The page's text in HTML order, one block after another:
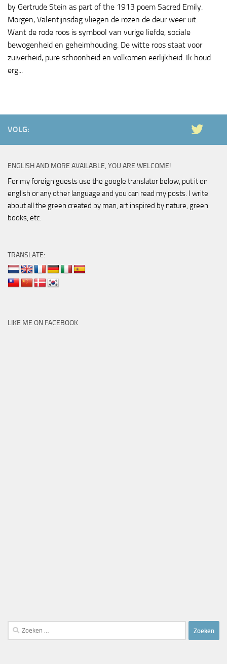
by Gertrude Stein as part of the 1913 poem Sacred Emily.
Morgen, Valentijnsdag vliegen de rozen de deur weer uit.
Want de rode roos is symbool van vurige liefde, sociale
bewogenheid en geheimhouding. De witte roos staat voor
zuiverheid, pure schoonheid en volkomen eerlijkheid. Ik houd
erg...
VOLG:
ENGLISH AND MORE AVAILABLE, YOU ARE WELCOME!
For my foreign guests use the google translator below, put it on
english or any other language and you can read my posts. I write
about all the green created by man, art inspired by nature, green
books, etc.
TRANSLATE:
LIKE ME ON FACEBOOK
Zoeken
naar: